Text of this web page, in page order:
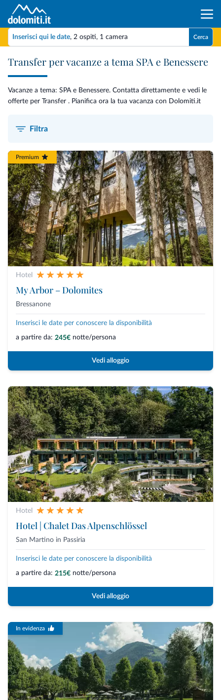
Inserisci qui le date, 2 ospiti, 1 camera Cerca
Transfer per vacanze a tema SPA e Benessere
Vacanze a tema: SPA e Benessere. Contatta direttamente e vedi le
offerte per Transfer . Pianifica ora la tua vacanza con Dolomiti.it
Filtra
Premium
Hotel
My Arbor – Dolomites
Bressanone
Inserisci le date per conoscere la disponibilità
a partire da: 245€ notte/persona
Vedi alloggio
Hotel
Hotel | Chalet Das Alpenschlössel
San Martino in Passiria
Inserisci le date per conoscere la disponibilità
a partire da: 215€ notte/persona
Vedi alloggio
In evidenza